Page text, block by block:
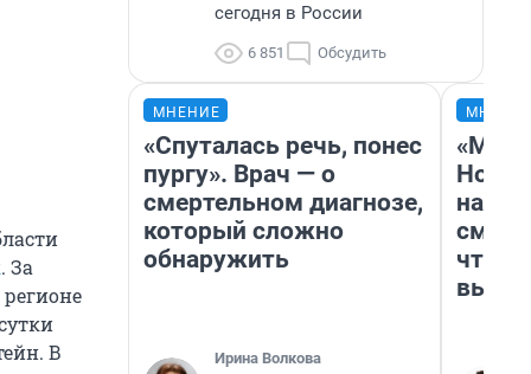
. За
В
сегодня в России
6 851 Обсудить
МНЕНИЕ
«Спуталась речь, понес
пургу». Врач — о
смертельном диагнозе,
который сложно
обнаружить
Ирина Волкова
«Мы